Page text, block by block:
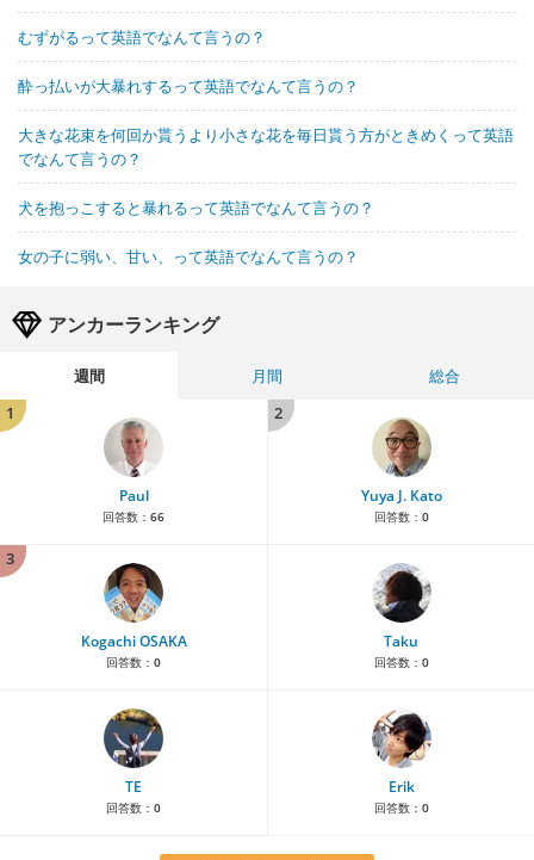
むずがるって英語でなんて言うの？
酔っ払いが大暴れするって英語でなんて言うの？
大きな花束を何回か貰うより小さな花を毎日貰う方がときめくって英語
でなんて言うの？
犬を抱っこすると暴れるって英語でなんて言うの？
女の子に弱い、甘い、って英語でなんて言うの？
アンカーランキング
週間 月間
総合
1
Paul
回答数： 66
2
Yuya J. Kato
回答数： 0
3
Kogachi OSAKA
回答数： 0
Taku
回答数： 0
TE
回答数： 0
Erik
回答数： 0